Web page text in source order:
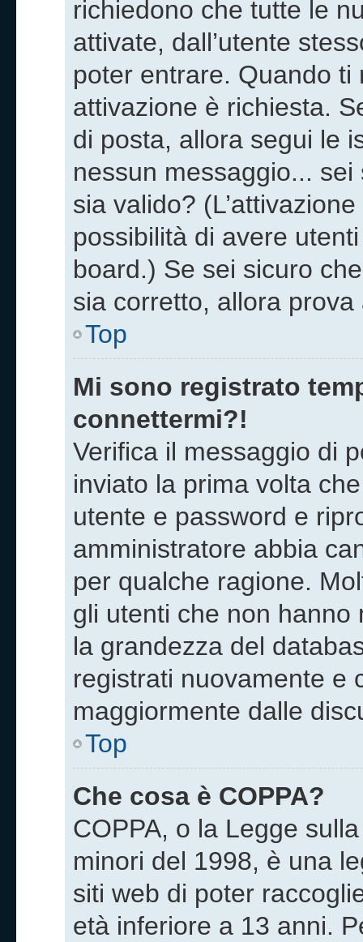
richiedono che tutte le
attivate, dall’utente
poter entrare. Quando
attivazione è richiesta.
di posta, allora segui le
nessun messaggio...
sia valido?
possibilità di avere
board.) Se sei sicuro
sia corretto, allora
Top
Mi sono registrato
connettermi?!
Verifica il messaggio di
inviato la prima volta
utente e password e
amministratore abbia
per qualche ragione.
gli utenti che non
la grandezza del
registrati nuovamente e
maggiormente dalle
Top
Che cosa è COPPA?
COPPA, o la Legge
minori del 1998, è una
siti web di poter
età inferiore a 13 anni.